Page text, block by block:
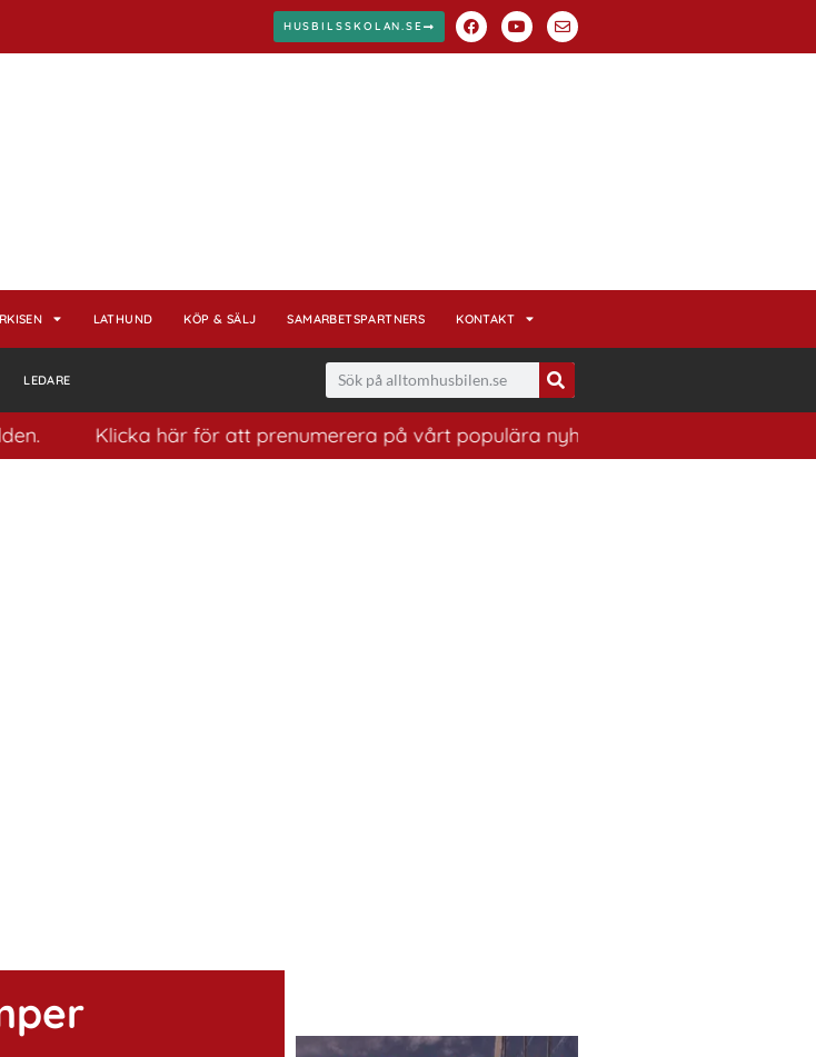
HUSBILSSKOLAN.SE
LATHUND KÖP & SÄLJ SAMARBETSPARTNERS KONTAKT
LEDARE
Klicka här för att prenumerera på vårt populära nyhetsbrev. Ett bra sätt att ha koll